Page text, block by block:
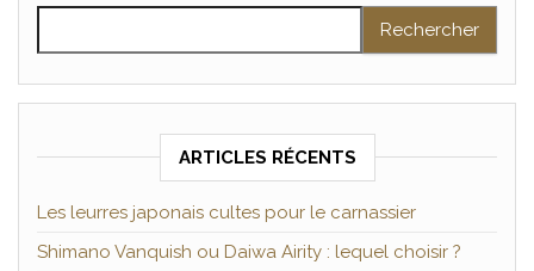
ARTICLES RÉCENTS
Les leurres japonais cultes pour le carnassier
Shimano Vanquish ou Daiwa Airity : lequel choisir ?